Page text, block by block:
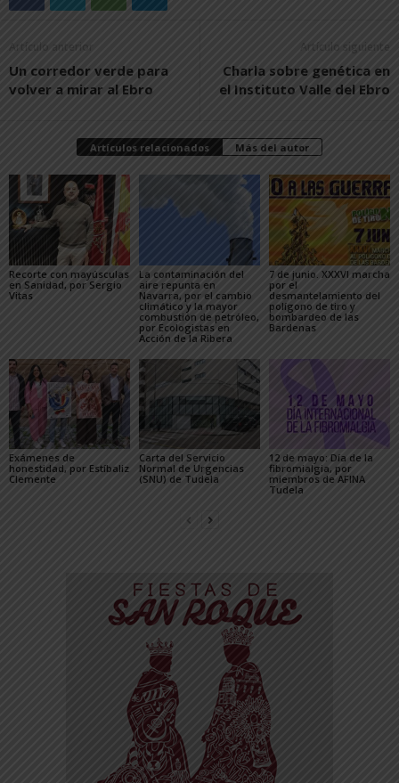
Artículo anterior
Un corredor verde para
volver a mirar al Ebro
Artículo siguiente
Charla sobre genética en
el Instituto Valle del Ebro
Artículos relacionados Más del autor
Recorte con mayúsculas
en Sanidad, por Sergio
Vitas
La contaminación del
aire repunta en
Navarra, por el cambio
climático y la mayor
combustión de petróleo,
por Ecologistas en
Acción de la Ribera
7 de junio. XXXVI marcha
por el
desmantelamiento del
polígono de tiro y
bombardeo de las
Bardenas
Exámenes de
honestidad, por Estíbaliz
Clemente
Carta del Servicio
Normal de Urgencias
(SNU) de Tudela
12 de mayo: Día de la
fibromialgia, por
miembros de AFINA
Tudela